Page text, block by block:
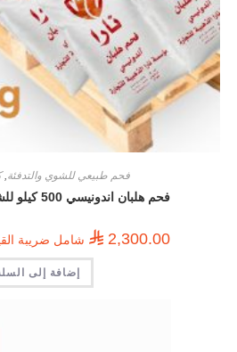
فحم طبيعي للشوي والتدفئة,
فحم هلبان اندونيسي 500 كيلو للشوي شامل الشحن
⃁2,300.00 شامل ضريبة
إضافة إلى